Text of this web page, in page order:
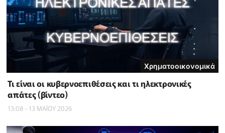
Χρηματοοικονομικά
Τι είναι οι κυβερνοεπιθέσεις και τι ηλεκτρονικές
απάτες (βίντεο)
13:08 - 13 ΜΑΪ́ΟΥ 2026